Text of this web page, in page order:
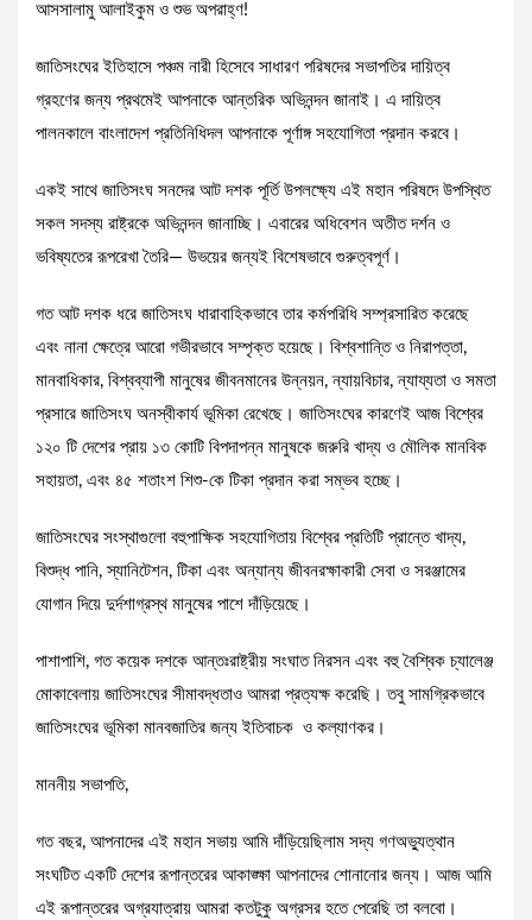
আসসালামু আলাইকুম ও শুভ অপরাহ্ণ!
জাতিসংঘের ইতিহাসে পঞ্চম নারী হিসেবে সাধারণ পরিষদের সভাপতির দায়িত্ব
গ্রহণের জন্য প্রথমেই আপনাকে আন্তরিক অভিনন্দন জানাই। এ দায়িত্ব
পালনকালে বাংলাদেশ প্রতিনিধিদল আপনাকে পূর্ণাঙ্গ সহযোগিতা প্রদান করবে।
একই সাথে জাতিসংঘ সনদের আট দশক পূর্তি উপলক্ষ্যে এই মহান পরিষদে উপস্থিত
সকল সদস্য রাষ্ট্রকে অভিনন্দন জানাচ্ছি। এবারের অধিবেশন অতীত দর্শন ও
ভবিষ্যতের রূপরেখা তৈরি— উভয়ের জন্যই বিশেষভাবে গুরুত্বপূর্ণ।
গত আট দশক ধরে জাতিসংঘ ধারাবাহিকভাবে তার কর্মপরিধি সম্প্রসারিত করেছে
এবং নানা ক্ষেত্রে আরো গভীরভাবে সম্পৃক্ত হয়েছে। বিশ্বশান্তি ও নিরাপত্তা,
মানবাধিকার, বিশ্বব্যাপী মানুষের জীবনমানের উন্নয়ন, ন্যায়বিচার, ন্যায্যতা ও সমতা
প্রসারে জাতিসংঘ অনস্বীকার্য ভূমিকা রেখেছে। জাতিসংঘের কারণেই আজ বিশ্বের
১২০ টি দেশের প্রায় ১৩ কোটি বিপদাপন্ন মানুষকে জরুরি খাদ্য ও মৌলিক মানবিক
সহায়তা, এবং ৪৫ শতাংশ শিশু-কে টিকা প্রদান করা সম্ভব হচ্ছে।
জাতিসংঘের সংস্থাগুলো বহুপাক্ষিক সহযোগিতায় বিশ্বের প্রতিটি প্রান্তে খাদ্য,
বিশুদ্ধ পানি, স্যানিটেশন, টিকা এবং অন্যান্য জীবনরক্ষাকারী সেবা ও সরঞ্জামের
যোগান দিয়ে দুর্দশাগ্রস্থ মানুষের পাশে দাঁড়িয়েছে।
পাশাপাশি, গত কয়েক দশকে আন্তঃরাষ্ট্রীয় সংঘাত নিরসন এবং বহু বৈশ্বিক চ্যালেঞ্জ
মোকাবেলায় জাতিসংঘের সীমাবদ্ধতাও আমরা প্রত্যক্ষ করেছি। তবু সামগ্রিকভাবে
জাতিসংঘের ভূমিকা মানবজাতির জন্য ইতিবাচক ও কল্যাণকর।
মাননীয় সভাপতি,
গত বছর, আপনাদের এই মহান সভায় আমি দাঁড়িয়েছিলাম সদ্য গণঅভ্যুত্থান
সংঘটিত একটি দেশের রূপান্তরের আকাঙ্ক্ষা আপনাদের শোনানোর জন্য। আজ আমি
এই রূপান্তরের অগ্রযাত্রায় আমরা কতটুকু অগ্রসর হতে পেরেছি তা বলবো।